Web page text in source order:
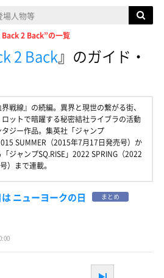
2 Back”の一覧
2 Back』 のガイド・
戦線』の続編。異界と現世の繋がる街、
ットで暗躍する秘密結社ライブラの活動
ジー作品。集英社「ジャンプ
SUMMER（2015年7月17日発売号）か
ジャンプSQ.RISE」2022 SPRING（2022
）まで連載。
ニューヨークの日 まとめ